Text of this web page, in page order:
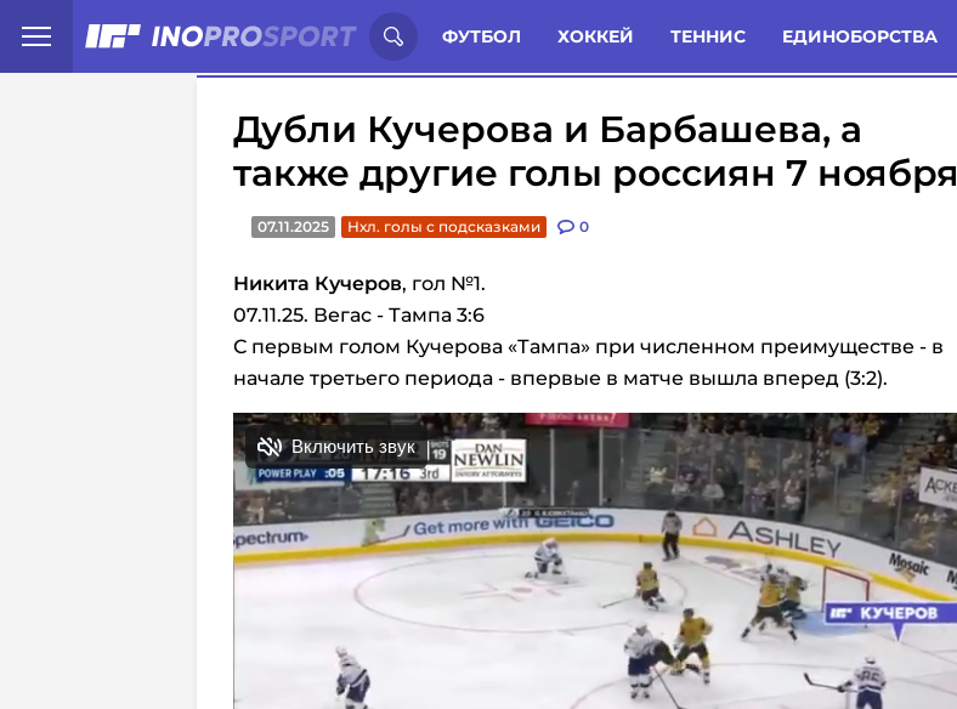
ФУТБОЛ ХОККЕЙ ТЕННИС ЕДИНОБОРСТВА
Иностранцы о спорте России: Статьи Комменты Новости
Дубли Кучерова и Барбашева, а
также другие голы россиян 7 ноября
07.11.2025 Нхл. голы с подсказками 0
Никита Кучеров, гол №1.
07.11.25. Вегас - Тампа 3:6
С первым голом Кучерова «Тампа» при численном преимуществе - в
начале третьего периода - впервые в матче вышла вперед (3:2).